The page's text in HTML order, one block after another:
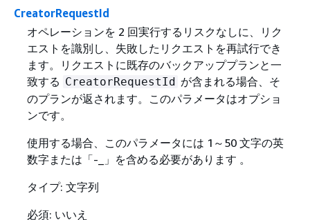
CreatorRequestId
オペレーションを 2 回実行するリスクなしに、リク
エストを識別し、失敗したリクエストを再試行でき
ます。リクエストに既存のバックアッププランと一
致する CreatorRequestId が含まれる場合、そ
のプランが返されます。このパラメータはオプショ
ンです。
使用する場合、このパラメータには 1～50 文字の英
数字または「-_」を含める必要があります 。
タイプ: 文字列
必須: いいえ